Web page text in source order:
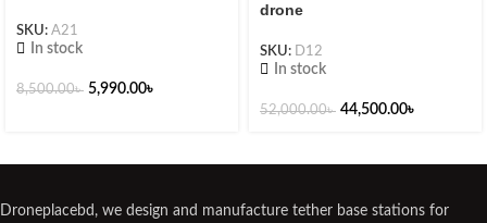
SKU: A21
In stock
8,500.00৳ 5,990.00৳
drone
SKU: D12
In stock
52,000.00৳ 44,500.00৳
Droneplacebd, we design and manufacture tether base stations for